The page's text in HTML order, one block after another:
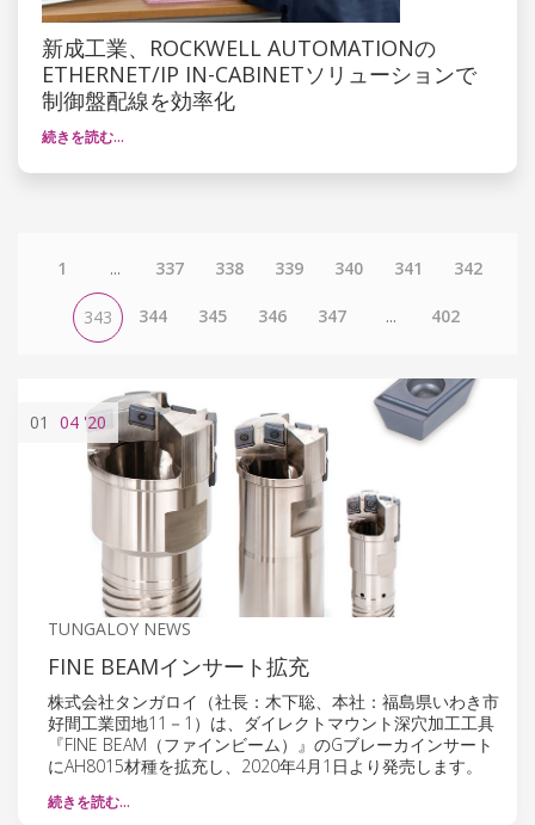
新成工業、ROCKWELL AUTOMATIONの
ETHERNET/IP IN-CABINETソリューションで
制御盤配線を効率化
続きを読む…
1 ... 337 338 339 340 341 342
343 344 345 346 347 ... 402
01 04 '20
TUNGALOY NEWS
FINE BEAMインサート拡充
株式会社タンガロイ（社長：木下聡、本社：福島県いわき市
好間工業団地11－1）は、ダイレクトマウント深穴加工工具
『FINE BEAM（ファインビーム）』のGブレーカインサート
にAH8015材種を拡充し、2020年4月1日より発売します。
続きを読む…